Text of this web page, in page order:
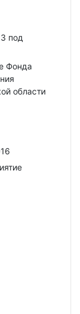
под
Фонда
области